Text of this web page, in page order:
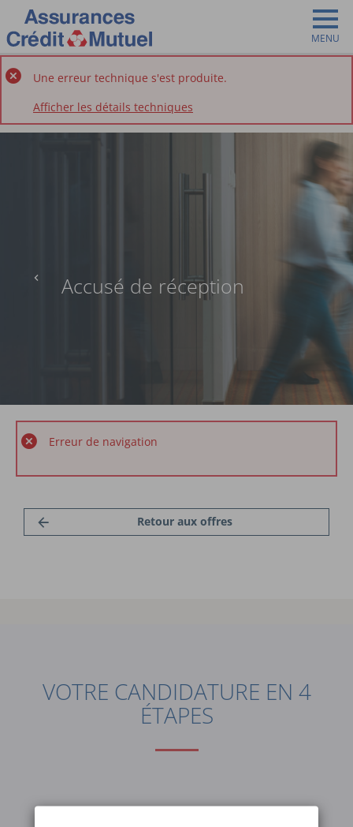
MENU
Une erreur technique s'est produite.
Afficher les détails techniques
Accusé de réception
Erreur de navigation
Retour aux offres
VOTRE CANDIDATURE EN 4
ÉTAPES